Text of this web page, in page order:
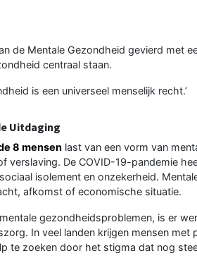
de Mentale Gezondheid gevierd met
centraal staan.
is een universeel menselijk recht.’
Uitdaging
8 mensen last van een vorm van
verslaving. De COVID-19-pandemie
isolement en onzekerheid.
afkomst of economische situatie.
gezondheidsproblemen, is er
In veel landen krijgen mensen met
te zoeken door het stigma dat nog